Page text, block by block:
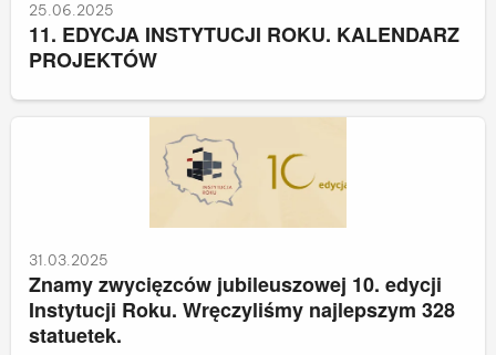
25.06.2025
11. EDYCJA INSTYTUCJI ROKU. KALENDARZ
PROJEKTÓW
31.03.2025
Znamy zwycięzców jubileuszowej 10. edycji
Instytucji Roku. Wręczyliśmy najlepszym 328
statuetek.